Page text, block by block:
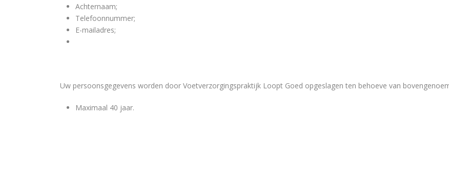
Achternaam;
Telefoonnummer;
E-mailadres;
Uw persoonsgegevens worden door Voetverzorgingspraktijk Loopt Goed opgeslagen ten behoeve van
Maximaal 40 jaar.